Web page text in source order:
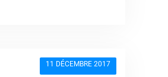
11 DÉCEMBRE 2017